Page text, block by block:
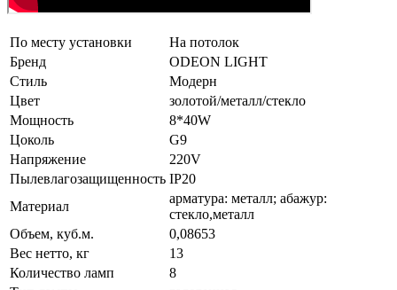
По месту установки
На потолок
Бренд
ODEON LIGHT
Стиль
Модерн
Цвет
золотой/металл/стекло
Мощность
8*40W
Цоколь
G9
Напряжение
220V
Пылевлагозащищенность IP20
Материал
арматура: металл; абажур:
стекло,металл
Объем, куб.м.
0,08653
Вес нетто, кг
13
Количество ламп
8